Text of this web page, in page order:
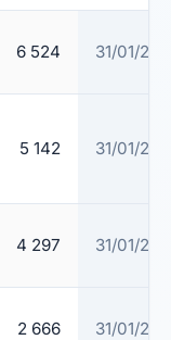
6 524 31/01/
5 142 31/01/
4 297 31/01/
2 666 31/01/